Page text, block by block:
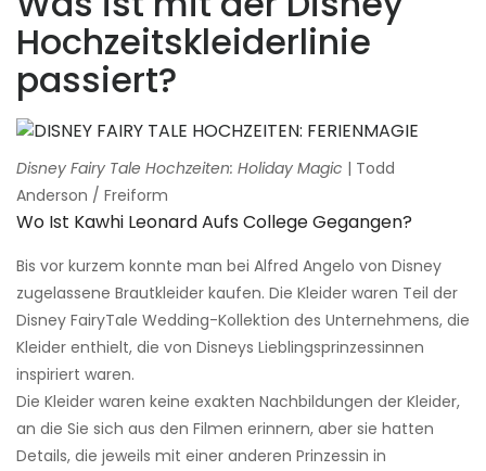
Hochzeitskleiderlinie
passiert?
Disney Fairy Tale Hochzeiten: Holiday Magic | Todd
Anderson / Freiform
Wo Ist Kawhi Leonard Aufs College Gegangen?
Bis vor kurzem konnte man bei Alfred Angelo von Disney
zugelassene Brautkleider kaufen. Die Kleider waren Teil der
Disney FairyTale Wedding-Kollektion des Unternehmens, die
Kleider enthielt, die von Disneys Lieblingsprinzessinnen
inspiriert waren.
Die Kleider waren keine exakten Nachbildungen der Kleider,
an die Sie sich aus den Filmen erinnern, aber sie hatten
Details, die jeweils mit einer anderen Prinzessin in